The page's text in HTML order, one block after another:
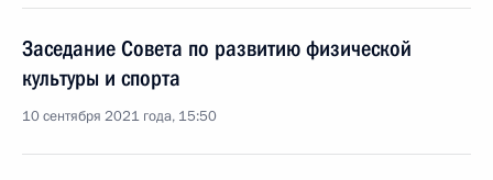
Заседание Совета по развитию физической
культуры и спорта
10 сентября 2021 года, 15:50